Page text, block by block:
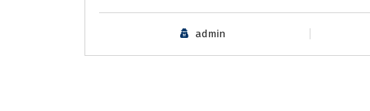
admin